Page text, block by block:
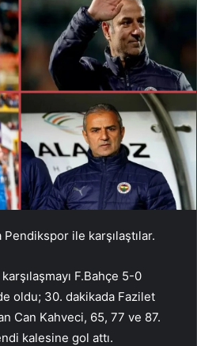
Pendikspor ile karşılaştılar.
F.Bahçe 5-0
oldu; 30. dakikada Fazilet
Can Kahveci, 65, 77 ve 87.
kalesine gol attı.